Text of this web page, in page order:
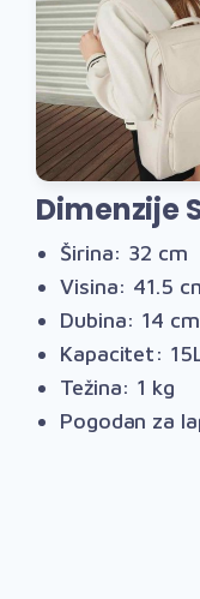
Dimenzije
Širina: 32 cm
Visina: 41.5
Dubina: 14 cm
Kapacitet:
Težina: 1 kg
Pogodan za